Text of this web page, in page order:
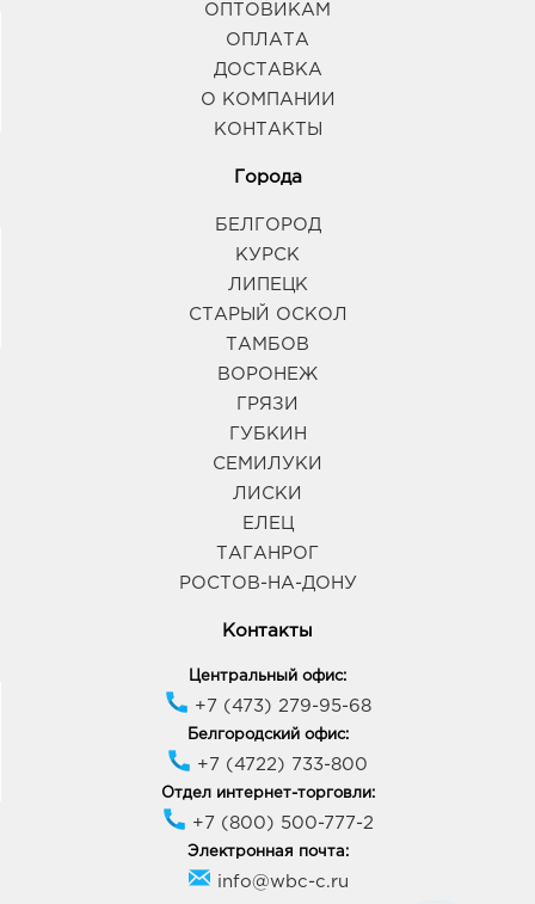
ОПТОВИКАМ
ОПЛАТА
ДОСТАВКА
О КОМПАНИИ
КОНТАКТЫ
Города
БЕЛГОРОД
КУРСК
ЛИПЕЦК
СТАРЫЙ ОСКОЛ
ТАМБОВ
ВОРОНЕЖ
ГРЯЗИ
ГУБКИН
СЕМИЛУКИ
ЛИСКИ
ЕЛЕЦ
ТАГАНРОГ
РОСТОВ-НА-ДОНУ
Контакты
Центральный офис:
+7 (473) 279-95-68
Белгородский офис:
+7 (4722) 733-800
Отдел интернет-торговли:
+7 (800) 500-777-2
Электронная почта:
info@wbc-c.ru